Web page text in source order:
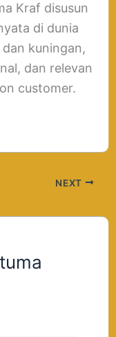
Kraf disusun
di dunia
kuningan,
dan relevan
customer.
NEXT